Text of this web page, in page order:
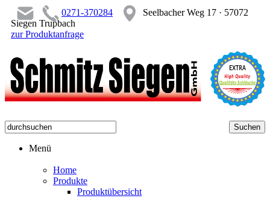
0271-370284
Seelbacher Weg 17 · 57072
Siegen Trupbach
zur Produktanfrage
Menü
Home
Produkte
Produktübersicht